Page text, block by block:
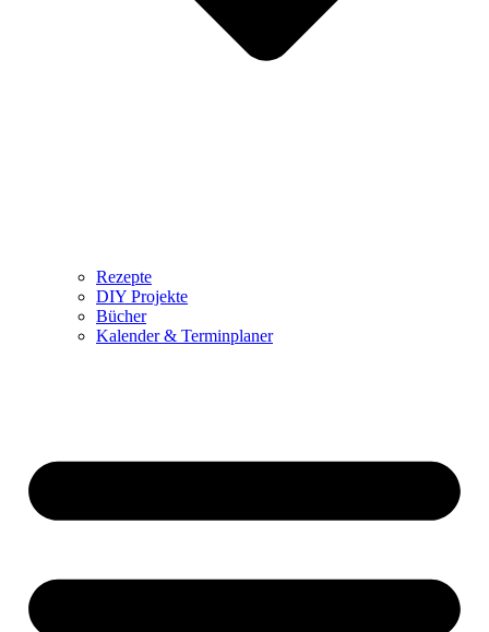
Rezepte
DIY Projekte
Bücher
Kalender & Terminplaner